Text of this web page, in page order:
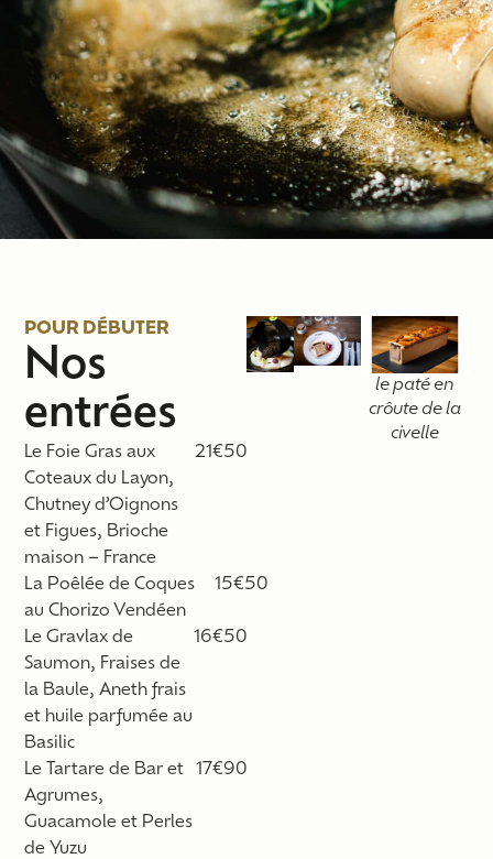
POUR DÉBUTER
Nos
entrées
Le Foie Gras aux
Coteaux du Layon,
Chutney d’Oignons
et Figues, Brioche
maison – France
21€50
La Poêlée de Coques
au Chorizo Vendéen
15€50
Le Gravlax de
Saumon, Fraises de
la Baule, Aneth frais
et huile parfumée au
Basilic
16€50
Le Tartare de Bar et
Agrumes,
Guacamole et Perles
de Yuzu
17€90
le paté en
crôute de la
civelle